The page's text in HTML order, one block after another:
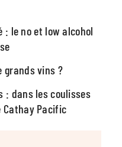
le no et low alcohol
grands vins ?
: dans les coulisses
Cathay Pacific